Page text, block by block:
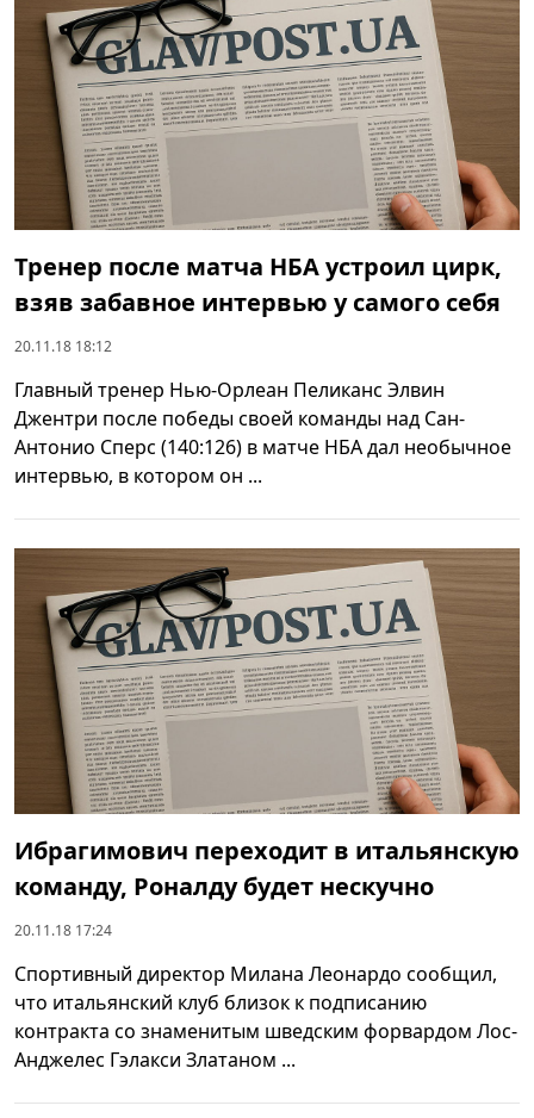
Тренер после матча НБА устроил цирк,
взяв забавное интервью у самого себя
20.11.18 18:12
Главный тренер Нью-Орлеан Пеликанс Элвин
Джентри после победы своей команды над Сан-
Антонио Сперс (140:126) в матче НБА дал необычное
интервью, в котором он ...
Ибрагимович переходит в итальянскую
команду, Роналду будет нескучно
20.11.18 17:24
Спортивный директор Милана Леонардо сообщил,
что итальянский клуб близок к подписанию
контракта со знаменитым шведским форвардом Лос-
Анджелес Гэлакси Златаном ...